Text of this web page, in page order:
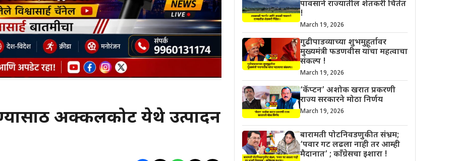
अक्कलकोट येथे उत्पादन
पावसाने राज्यातील शेतकरी चिंतेत
!
March 19, 2026
गुढीपाडव्याच्या शुभमुहूर्तावर
मुख्यमंत्री फडणवीस यांचा महत्वाचा
संकल्प !
March 19, 2026
‘कॅप्टन’ अशोक खरात प्रकरणी
राज्य सरकारने मोठा निर्णय
March 19, 2026
बारामती पोटनिवडणुकीत संभ्रम;
‘पवार गट लढला नाही तर आम्ही
मैदानात’ ; काँग्रेसचा इशारा !